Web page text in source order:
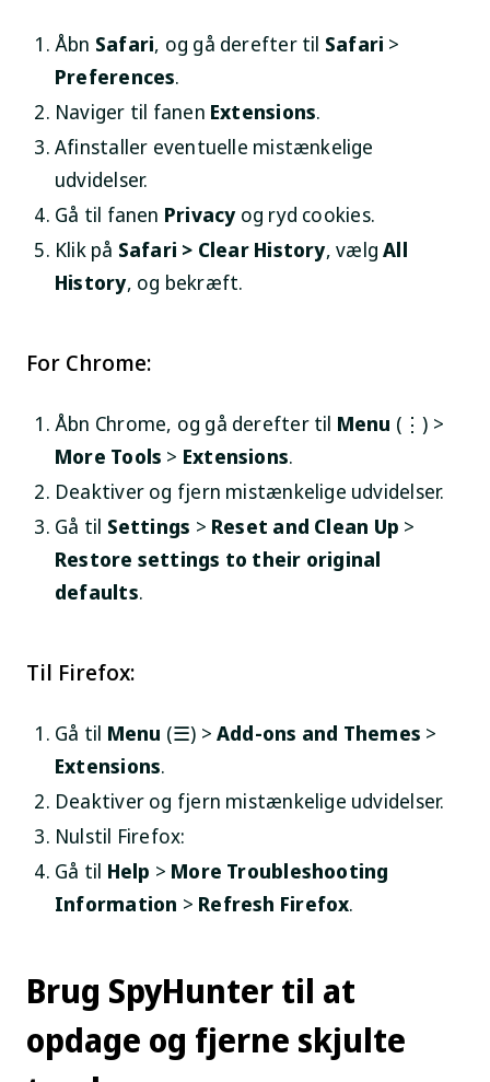
Åbn Safari, og gå derefter til Safari >
Preferences.
Naviger til fanen Extensions.
Afinstaller eventuelle mistænkelige
udvidelser.
Gå til fanen Privacyog ryd cookies.
Klik på Safari > Clear History, vælgAll
History, og bekræft.
For Chrome:
Åbn Chrome, og gå derefter til Menu (⋮) >
More Tools > Extensions.
Deaktiver og fjern mistænkelige udvidelser.
Gå til Settings > Reset and Clean Up >
Restore settings to their original
defaults.
Til Firefox:
Gå til Menu (☰) > Add-ons and Themes >
Extensions.
Deaktiver og fjern mistænkelige udvidelser.
Nulstil Firefox:
Gå til Help > More Troubleshooting
Information > Refresh Firefox.
Brug SpyHunter til at
opdage og fjerne skjulte